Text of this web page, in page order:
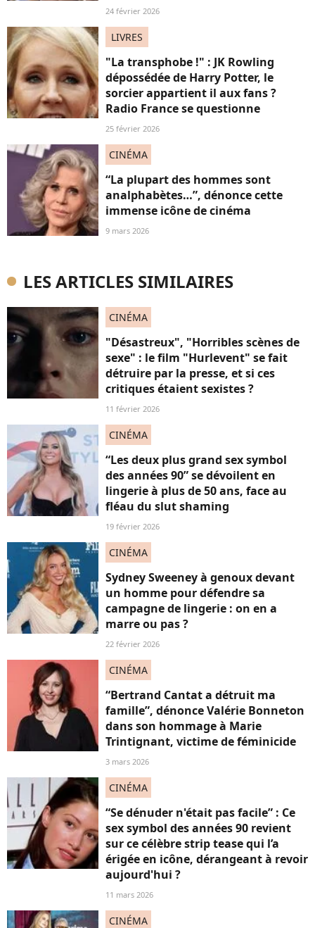
24 février 2026
LIVRES
"La transphobe !" : JK Rowling
dépossédée de Harry Potter, le
sorcier appartient il aux fans ?
Radio France se questionne
25 février 2026
CINÉMA
“La plupart des hommes sont
analphabètes…”, dénonce cette
immense icône de cinéma
9 mars 2026
LES ARTICLES SIMILAIRES
CINÉMA
"Désastreux", "Horribles scènes de
sexe" : le film "Hurlevent" se fait
détruire par la presse, et si ces
critiques étaient sexistes ?
11 février 2026
CINÉMA
“Les deux plus grand sex symbol
des années 90” se dévoilent en
lingerie à plus de 50 ans, face au
fléau du slut shaming
19 février 2026
CINÉMA
Sydney Sweeney à genoux devant
un homme pour défendre sa
campagne de lingerie : on en a
marre ou pas ?
22 février 2026
CINÉMA
“Bertrand Cantat a détruit ma
famille”, dénonce Valérie Bonneton
dans son hommage à Marie
Trintignant, victime de féminicide
3 mars 2026
CINÉMA
“Se dénuder n'était pas facile” : Ce
sex symbol des années 90 revient
sur ce célèbre strip tease qui l’a
érigée en icône, dérangeant à revoir
aujourd'hui ?
11 mars 2026
CINÉMA